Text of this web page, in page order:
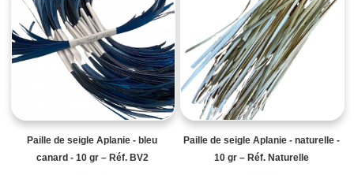
Paille de seigle Aplanie - bleu
canard - 10 gr – Réf. BV2
Paille de seigle Aplanie - naturelle -
10 gr – Réf. Naturelle